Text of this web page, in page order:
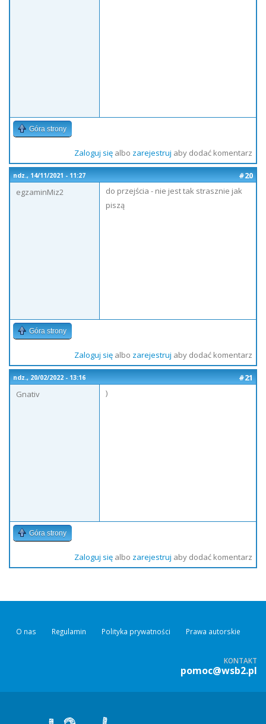
Góra strony
Zaloguj sięalbo zarejestruj aby dodać komentarz
ndz., 14/11/2021 - 11:27
#20
egzaminMiz2
do przejścia - nie jest tak strasznie jak
piszą
Góra strony
Zaloguj sięalbo zarejestruj aby dodać komentarz
ndz., 20/02/2022 - 13:16
#21
Gnativ
)
Góra strony
Zaloguj sięalbo zarejestruj aby dodać komentarz
O nas Regulamin Polityka prywatności Prawa autorskie
KONTAKT
pomoc@wsb2.pl